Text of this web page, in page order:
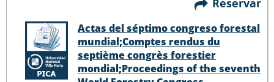
Reservar
Actas del séptimo congreso forestal
mundial;Comptes rendus du
septième congrès forestier
mondial;Proceedings of the seventh